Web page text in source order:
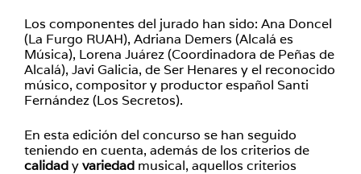
Los componentes del jurado han sido: Ana Doncel
(La Furgo RUAH), Adriana Demers (Alcalá es
Música), Lorena Juárez (Coordinadora de Peñas de
Alcalá), Javi Galicia, de Ser Henares y el reconocido
músico, compositor y productor español Santi
Fernández (Los Secretos).
En esta edición del concurso se han seguido
teniendo en cuenta, además de los criterios de
calidadyvariedad musical, aquellos criterios